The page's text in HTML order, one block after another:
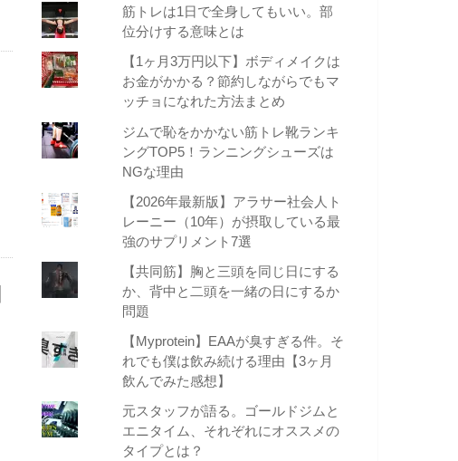
筋トレは1日で全身してもいい。部
位分けする意味とは
【1ヶ月3万円以下】ボディメイクは
お金がかかる？節約しながらでもマ
ッチョになれた方法まとめ
ジムで恥をかかない筋トレ靴ランキ
ングTOP5！ランニングシューズは
NGな理由
【2026年最新版】アラサー社会人ト
レーニー（10年）が摂取している最
強のサプリメント7選
【共同筋】胸と三頭を同じ日にする
か、背中と二頭を一緒の日にするか
問題
【Myprotein】EAAが臭すぎる件。そ
れでも僕は飲み続ける理由【3ヶ月
飲んでみた感想】
元スタッフが語る。ゴールドジムと
エニタイム、それぞれにオススメの
タイプとは？